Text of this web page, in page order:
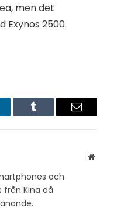
men det
2500.
Tumblr Email
Website
och
Kina då